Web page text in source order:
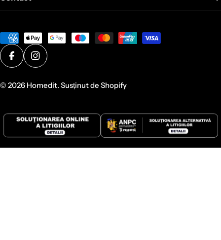
Metode
de
platăFacebookInstagram
© 2026 Homedit. Susținut de Shopify